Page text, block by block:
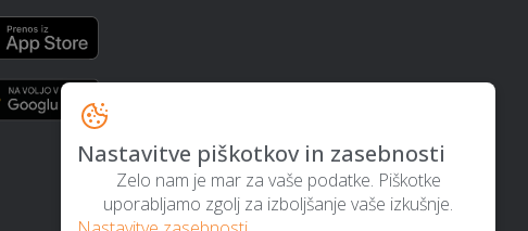
Deratizacija, dezinsekcija in
dezinfekcija - Murska-sobota
Poročna lokacija - Murska-
Dimniki - Murska-sobota
Nastavitve piškotkov in zasebnosti
Zelo nam je mar za vaše podatke. Piškotke
uporabljamo zgolj za izboljšanje vaše izkušnje.